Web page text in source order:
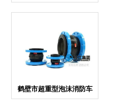
规格全齐
鹤壁市超重型泡沫消防车
组橡胶伸缩节